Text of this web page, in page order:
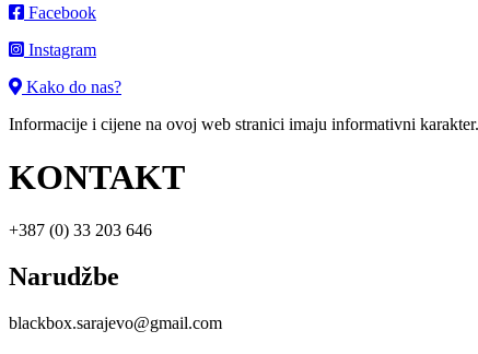
Facebook
Instagram
Kako do nas?
Informacije i cijene na ovoj web stranici imaju informativni
KONTAKT
+387 (0) 33 203 646
Narudžbe
blackbox.sarajevo@gmail.com